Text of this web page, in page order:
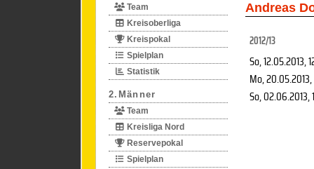
Team
Kreisoberliga
Kreispokal
Spielplan
Statistik
2.Männer
Team
Kreisliga Nord
Reservepokal
Spielplan
Andreas
2012/13
So, 12.05.2013,
Mo, 20.05.2013,
So, 02.06.2013,